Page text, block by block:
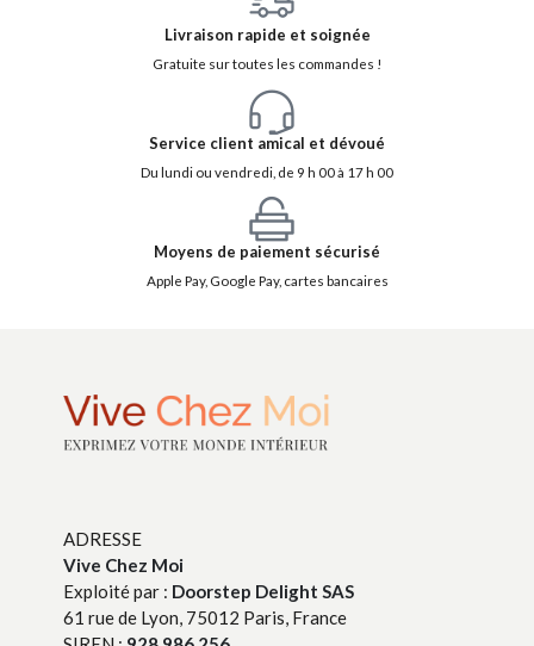
Livraison rapide et soignée
Gratuite sur toutes les commandes !
Service client amical et dévoué
Du lundi ou vendredi, de 9 h 00 à 17 h 00
Moyens de paiement sécurisé
Apple Pay, Google Pay, cartes bancaires
ADRESSE
Vive Chez Moi
Exploité par : Doorstep Delight SAS
61 rue de Lyon, 75012 Paris, France